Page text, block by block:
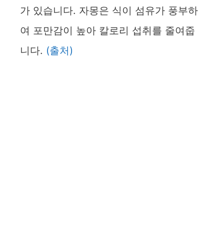
가 있습니다. 자몽은 식이 섬유가 풍부하
여 포만감이 높아 칼로리 섭취를 줄여줍
니다. (출처)